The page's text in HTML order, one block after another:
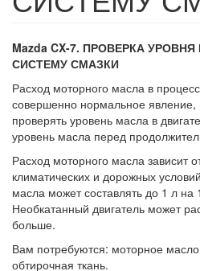
Mazda CX-7. ПРОВЕРКА
СИСТЕМУ СМАЗКИ
Расход моторного масла в
совершенно нор­мальное явление,
проверять уровень масла в
уровень масла перед
Расход моторного масла зависит
климатических и дорожных
масла может составлять до 1 л на
Необкатанный двигатель может
больше.
Вам потребуются: моторное
обтирочная ткань.